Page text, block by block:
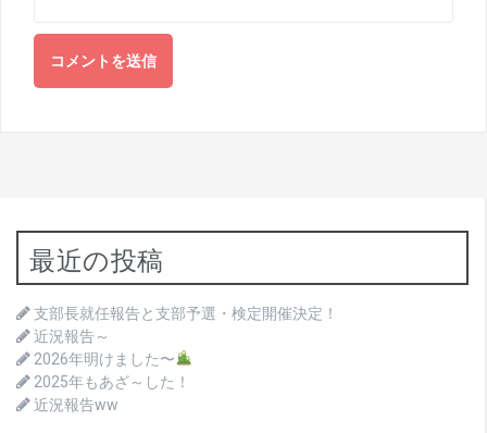
最近の投稿
支部長就任報告と支部予選・検定開催決定！
近況報告～
2026年明けました〜
2025年もあざ～した！
近況報告ww